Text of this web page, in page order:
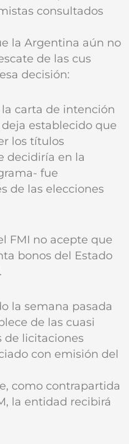
consultados
la Argentina aún no
de las cus
decisión:
carta de intención
establecido que
los títulos
decidiría en la
fue
de las elecciones
FMI no acepte que
bonos del Estado
la semana pasada
de las cuasi
de licitaciones
con emisión del
como contrapartida
la entidad recibirá